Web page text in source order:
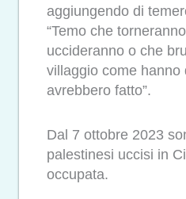
aggiungendo di
“Temo che
uccideranno o che
villaggio come hanno
avrebbero fatto”.
Dal 7 ottobre 2023
palestinesi uccisi in
occupata.